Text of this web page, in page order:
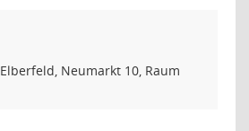
Neumarkt 10, Raum